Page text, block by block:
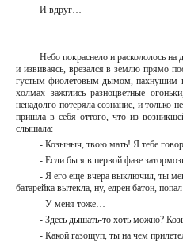
И вдруг…
Небо покраснело и раскололось
и извиваясь, врезался в землю прямо
густым фиолетовым дымом, пахнущим
холмах зажглись разноцветные
ненадолго потеряла сознание, и только
пришла в себя оттого, что из
слышала:
- Козыныч, твою мать! Я тебе
- Если бы я в первой фазе
- Я его еще вчера выключил, ты
батарейка вытекла, ну, едрен батон,
- У меня тоже…
- Здесь дышать-то хоть можно?
- Какой газощуп, ты на чем